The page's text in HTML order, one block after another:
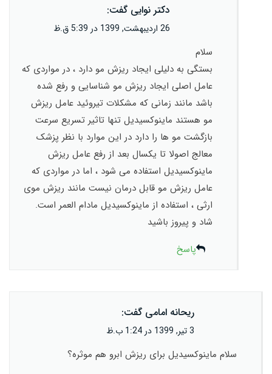
دکتر نوایی گفت:
26 اردیبهشت, 1399 در 5:39 ق.ظ
سلام
بستگی به دلیلی ایجاد ریزش مو دارد ، در مواردی که
عامل اصلی ایجاد ریزش مو شناسایی و رفع شده
باشد مانند زمانی که مشکلات تیروئید عامل ریزش
مو هستند ماینوکسیدیل تنها تاثیر تسریع سرعت
بازگشت مو ها را دارد در این موارد با نظر پزشک
معالج اصولا تا یکسال بعد از رفع عامل ریزش
ماینوکسیدیل استفاده می شود ، اما در مواردی که
عامل ریزش مو قابل درمان نیست مانند ریزش موی
ارثی ، استفاده از ماینوکسیدیل مادام العمر است.
شاد و پیروز باشید
پاسخ
ریحانه امامی گفت:
3 تیر, 1399 در 1:24 ب.ظ
سلام ماینوکسیدیل برای ریزش ابرو هم موثره؟